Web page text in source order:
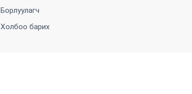
Борлуулагч
Холбоо барих